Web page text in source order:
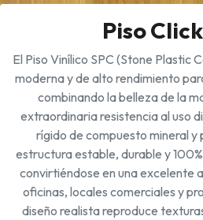
Piso
El Piso Vinílico SPC (Stone Plastic
moderna y de alto rendimiento
combinando la belleza de la
extraordinaria resistencia al uso
rígido de compuesto mineral y
estructura estable, durable y
convirtiéndose en una excelente
oficinas, locales comerciales y
diseño realista reproduce